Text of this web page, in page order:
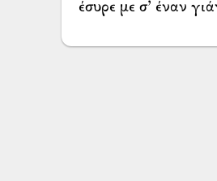
έσυρε με σ’ έναν